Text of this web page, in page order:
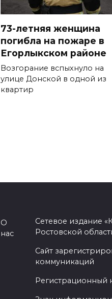
73-летняя женщина
погибла на пожаре в
Егорлыкском районе
Возгорание вспыхнуло на
улице Донской в одной из
квартир
О
нас
Сетевое издание
Ростовской
Сайт
коммуникаций
Регистрационный